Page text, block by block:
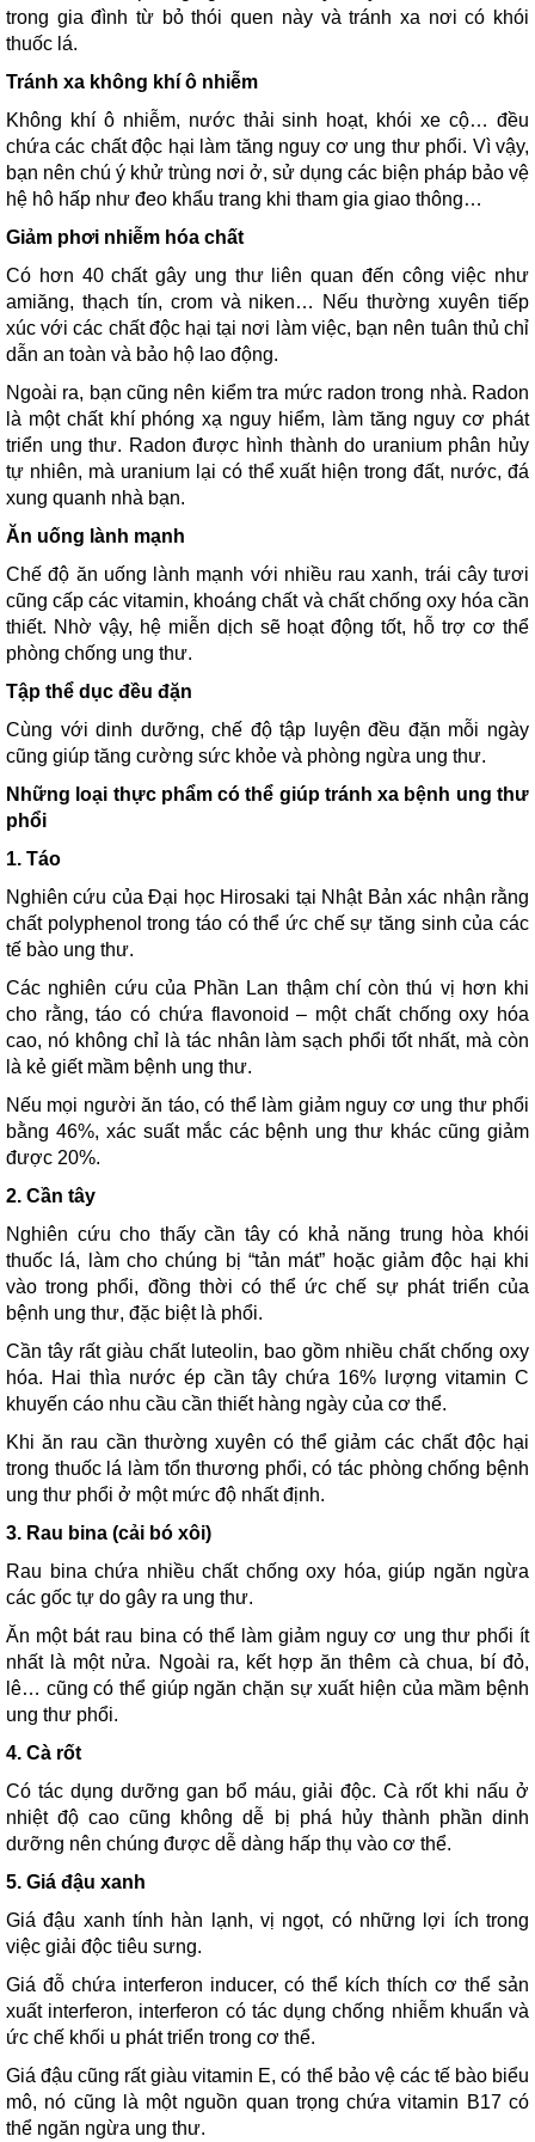
trong gia đình từ bỏ thói quen này và tránh xa nơi có khói
thuốc lá.
Tránh xa không khí ô nhiễm
Không khí ô nhiễm, nước thải sinh hoạt, khói xe cộ… đều
chứa các chất độc hại làm tăng nguy cơ ung thư phổi. Vì vậy,
bạn nên chú ý khử trùng nơi ở, sử dụng các biện pháp bảo vệ
hệ hô hấp như đeo khẩu trang khi tham gia giao thông…
Giảm phơi nhiễm hóa chất
Có hơn 40 chất gây ung thư liên quan đến công việc như
amiăng, thạch tín, crom và niken… Nếu thường xuyên tiếp
xúc với các chất độc hại tại nơi làm việc, bạn nên tuân thủ chỉ
dẫn an toàn và bảo hộ lao động.
Ngoài ra, bạn cũng nên kiểm tra mức radon trong nhà. Radon
là một chất khí phóng xạ nguy hiểm, làm tăng nguy cơ phát
triển ung thư. Radon được hình thành do uranium phân hủy
tự nhiên, mà uranium lại có thể xuất hiện trong đất, nước, đá
xung quanh nhà bạn.
Ăn uống lành mạnh
Chế độ ăn uống lành mạnh với nhiều rau xanh, trái cây tươi
cũng cấp các vitamin, khoáng chất và chất chống oxy hóa cần
thiết. Nhờ vậy, hệ miễn dịch sẽ hoạt động tốt, hỗ trợ cơ thể
phòng chống ung thư.
Tập thể dục đều đặn
Cùng với dinh dưỡng, chế độ tập luyện đều đặn mỗi ngày
cũng giúp tăng cường sức khỏe và phòng ngừa ung thư.
Những loại thực phẩm có thể giúp tránh xa bệnh ung thư
phổi
1. Táo
Nghiên cứu của Đại học Hirosaki tại Nhật Bản xác nhận rằng
chất polyphenol trong táo có thể ức chế sự tăng sinh của các
tế bào ung thư.
Các nghiên cứu của Phần Lan thậm chí còn thú vị hơn khi
cho rằng, táo có chứa flavonoid – một chất chống oxy hóa
cao, nó không chỉ là tác nhân làm sạch phổi tốt nhất, mà còn
là kẻ giết mầm bệnh ung thư.
Nếu mọi người ăn táo, có thể làm giảm nguy cơ ung thư phổi
bằng 46%, xác suất mắc các bệnh ung thư khác cũng giảm
được 20%.
2. Cần tây
Nghiên cứu cho thấy cần tây có khả năng trung hòa khói
thuốc lá, làm cho chúng bị “tản mát” hoặc giảm độc hại khi
vào trong phổi, đồng thời có thể ức chế sự phát triển của
bệnh ung thư, đặc biệt là phổi.
Cần tây rất giàu chất luteolin, bao gồm nhiều chất chống oxy
hóa. Hai thìa nước ép cần tây chứa 16% lượng vitamin C
khuyến cáo nhu cầu cần thiết hàng ngày của cơ thể.
Khi ăn rau cần thường xuyên có thể giảm các chất độc hại
trong thuốc lá làm tổn thương phổi, có tác phòng chống bệnh
ung thư phổi ở một mức độ nhất định.
3. Rau bina (cải bó xôi)
Rau bina chứa nhiều chất chống oxy hóa, giúp ngăn ngừa
các gốc tự do gây ra ung thư.
Ăn một bát rau bina có thể làm giảm nguy cơ ung thư phổi ít
nhất là một nửa. Ngoài ra, kết hợp ăn thêm cà chua, bí đỏ,
lê… cũng có thể giúp ngăn chặn sự xuất hiện của mầm bệnh
ung thư phổi.
4. Cà rốt
Có tác dụng dưỡng gan bổ máu, giải độc. Cà rốt khi nấu ở
nhiệt độ cao cũng không dễ bị phá hủy thành phần dinh
dưỡng nên chúng được dễ dàng hấp thụ vào cơ thể.
5. Giá đậu xanh
Giá đậu xanh tính hàn lạnh, vị ngọt, có những lợi ích trong
việc giải độc tiêu sưng.
Giá đỗ chứa interferon inducer, có thể kích thích cơ thể sản
xuất interferon, interferon có tác dụng chống nhiễm khuẩn và
ức chế khối u phát triển trong cơ thể.
Giá đậu cũng rất giàu vitamin E, có thể bảo vệ các tế bào biểu
mô, nó cũng là một nguồn quan trọng chứa vitamin B17 có
thể ngăn ngừa ung thư.